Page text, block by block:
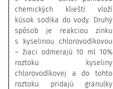
chemických klieští vloží
kúsok sodíka do vody. Druhý
spôsob je reakciou zinku
s kyselinou chlorovodíkovou
– žiaci odmerajú 10 ml 10%
roztoku kyseliny
chlorovodíkovej a do tohto
roztoku pridajú granulky